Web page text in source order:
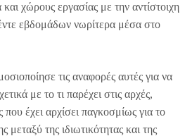
χώρους εργασίας με την αντίστοιχη
εβδομάδων νωρίτερα μέσα στο
τις αναφορές αυτές για να
με το τι παρέχει στις αρχές,
έχει αρχίσει παγκοσμίως για το
μεταξύ της ιδιωτικότητας και της